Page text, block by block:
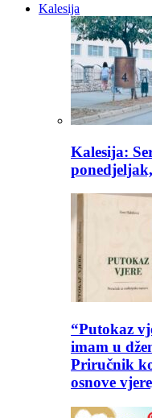
Kalesija
Kalesija:
“Putokaz
imam u
Priručnik
osnove